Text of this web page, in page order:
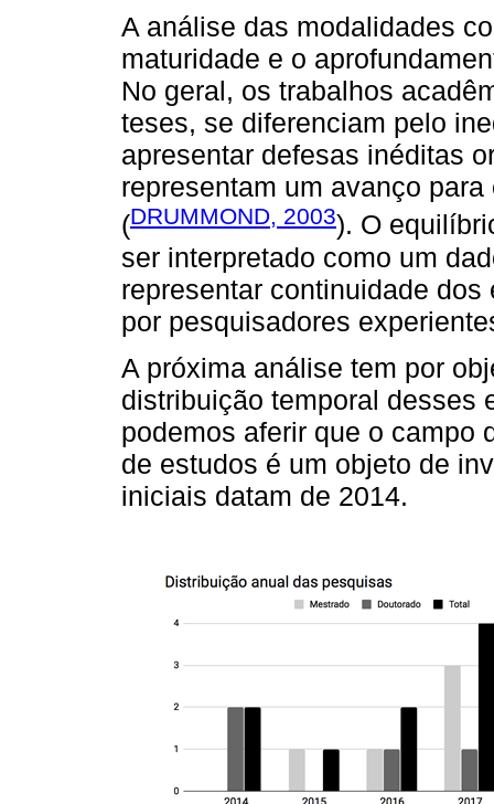
A análise das modalidades
maturidade e o
No geral, os trabalhos
teses, se diferenciam pelo
apresentar defesas inéditas
representam um avanço
(DRUMMOND, 2003). O
ser interpretado como um
representar continuidade
por pesquisadores
A próxima análise tem por
distribuição temporal desses
podemos aferir que o campo
de estudos é um objeto de
iniciais datam de 2014.